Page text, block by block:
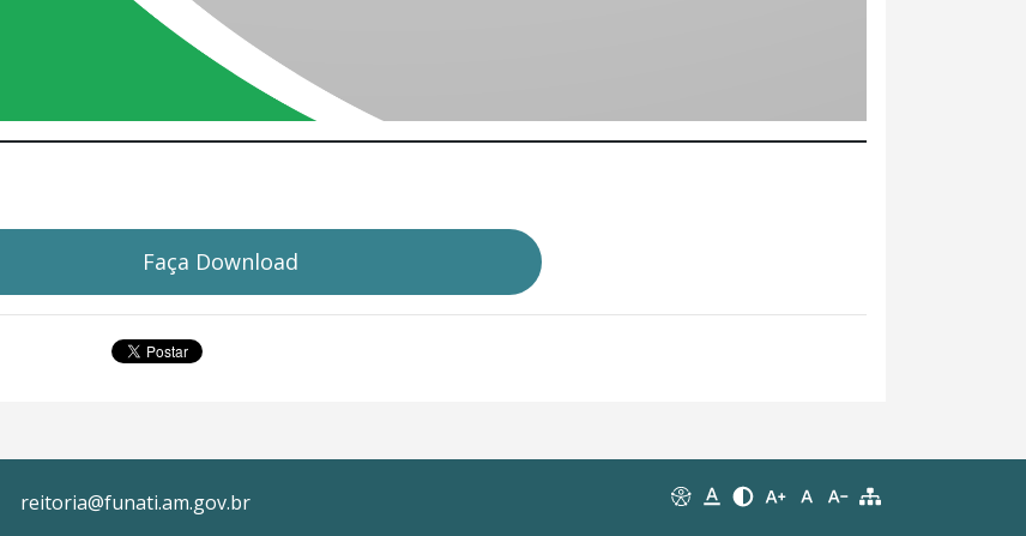
Faça Download
reitoria@funati.am.gov.br